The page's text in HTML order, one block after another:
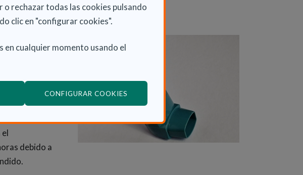
o rechazar todas las cookies pulsando
clic en "configurar cookies".
en cualquier momento usando el
CONFIGURAR COOKIES (ABRE EN VENTANA MODAL)
del
primeros
en el
debido a